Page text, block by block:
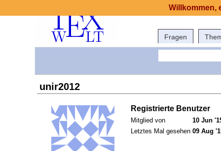
Fragen
unir2012
Registrierte Benutzer
Mitglied von
10 Jun
Letztes Mal gesehen 09 Aug
Willkommen,